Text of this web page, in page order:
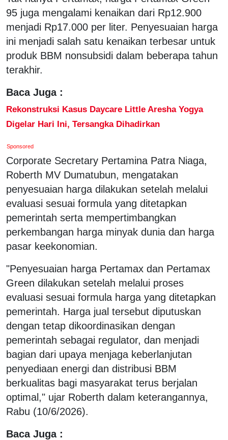
95 juga mengalami kenaikan dari Rp12.900
menjadi Rp17.000 per liter. Penyesuaian harga
ini menjadi salah satu kenaikan terbesar untuk
produk BBM nonsubsidi dalam beberapa tahun
terakhir.
Baca Juga :
Rekonstruksi Kasus Daycare Little Aresha Yogya
Digelar Hari Ini, Tersangka Dihadirkan
Sponsored
Corporate Secretary Pertamina Patra Niaga,
Roberth MV Dumatubun, mengatakan
penyesuaian harga dilakukan setelah melalui
evaluasi sesuai formula yang ditetapkan
pemerintah serta mempertimbangkan
perkembangan harga minyak dunia dan harga
pasar keekonomian.
"Penyesuaian harga Pertamax dan Pertamax
Green dilakukan setelah melalui proses
evaluasi sesuai formula harga yang ditetapkan
pemerintah. Harga jual tersebut diputuskan
dengan tetap dikoordinasikan dengan
pemerintah sebagai regulator, dan menjadi
bagian dari upaya menjaga keberlanjutan
penyediaan energi dan distribusi BBM
berkualitas bagi masyarakat terus berjalan
optimal," ujar Roberth dalam keterangannya,
Rabu (10/6/2026).
Baca Juga :